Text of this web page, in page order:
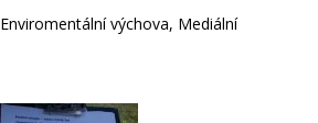
Enviromentální výchova, Mediální